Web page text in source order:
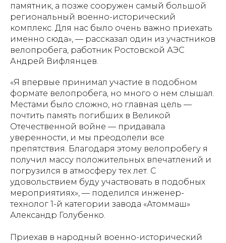
памятник, а позже сооружен самый большой
региональный военно-исторический
комплекс. Для нас было очень важно приехать
именно сюда», — рассказал один из участников
велопробега, работник Ростовской АЭС
Андрей Вифлянцев.
«Я впервые принимал участие в подобном
формате велопробега, но много о нем слышал.
Местами было сложно, но главная цель —
почтить память погибших в Великой
Отечественной войне — придавала
уверенности, и мы преодолели все
препятствия. Благодаря этому велопробегу я
получил массу положительных впечатлений и
погрузился в атмосферу тех лет. С
удовольствием буду участвовать в подобных
мероприятиях», — поделился инженер-
технолог 1-й категории завода «Атоммаш»
Александр Голубенко.
Приехав в народный военно-исторический